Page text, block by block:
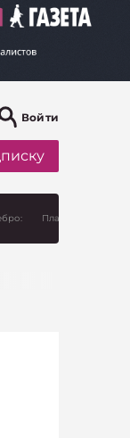
Войти
Платина: